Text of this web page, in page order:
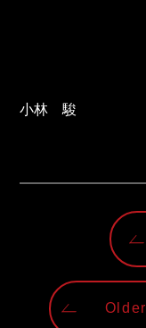
小林　駿
Older